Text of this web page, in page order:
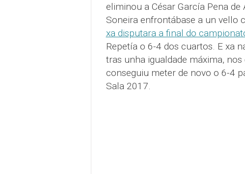
eliminou a César García Pena
Soneira enfrontábase a un vello
xa disputara a final do
Repetía o 6-4 dos cuartos. E xa
tras unha igualdade máxima,
conseguiu meter de novo o 6-4
Sala 2017.